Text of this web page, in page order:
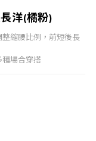
洋(橘粉)
縮腰比例，前短後長
種場合穿搭